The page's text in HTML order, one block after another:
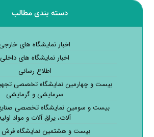
دسته بندی مطالب
اخبار نمایشگاه های
اخبار نمایشگاه های داخلی
اطلاع رسانی
بیست و چهارمین نمایشگاه تخصصی
سرمایشی و گرمایشی
بیست و سومین نمایشگاه تخصصی
آلات، یراق آلات و مواد
بیست و هشتمین نمایشگاه فرش